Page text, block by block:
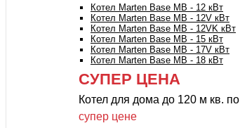
Котел Marten Base MB - 12 кВт
Котел Marten Base MB - 12V кВт
Котел Marten Base MB - 12VK кВт
Котел Marten Base MB - 15 кВт
Котел Marten Base MB - 17V кВт
Котел Marten Base MB - 18 кВт
СУПЕР ЦЕНА
Котел для дома до 120 м кв. по
супер цене